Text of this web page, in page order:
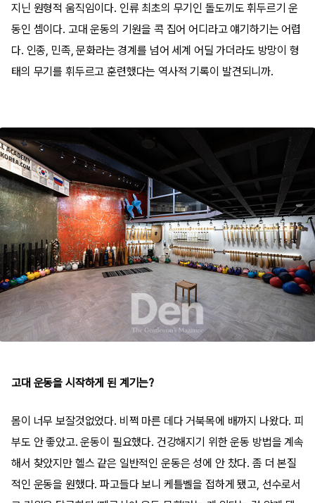
지닌 원형적 움직임이다. 인류 최초의 무기인 돌도끼도 휘두르기 운
동인 셈이다. 고대 운동의 기원을 콕 집어 어디라고 얘기하기는 어렵
다. 인종, 민족, 문화라는 경계를 넘어 세계 어딜 가더라도 방망이 형
태의 무기를 휘두르고 훈련했다는 역사적 기록이 발견되니까.
고대 운동을 시작하게 된 계기는?
몸이 너무 보잘것없었다. 비쩍 마른 데다 거북목에 배까지 나왔다. 피
부도 안 좋았고. 운동이 필요했다. 건강해지기 위한 운동 방법을 계속
해서 찾았지만 헬스 같은 일반적인 운동은 성에 안 찼다. 좀 더 본질
적인 운동을 원했다. 파고들다 보니 케틀벨을 접하게 됐고, 선수로서